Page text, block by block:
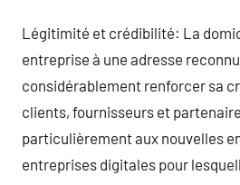
Légitimité et crédibilité: La
entreprise à une adresse
considérablement renforcer sa
clients, fournisseurs et
particulièrement aux nouvelles
entreprises digitales pour